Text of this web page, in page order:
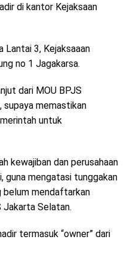
di kantor Kejaksaan
Lantai 3, Kejaksaaan
no 1 Jagakarsa.
dari MOU BPJS
supaya memastikan
untuk
kewajiban dan perusahaan
guna mengatasi tunggakan
belum mendaftarkan
Jakarta Selatan.
termasuk “owner” dari